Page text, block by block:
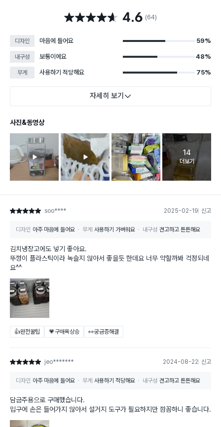
별점 4.6점 4.6 (64)
디자인 마음에 들어요 59%
내구성 보통이에요 48%
무게 사용하기 적당해요 75%
자세히 보기
사진&동영상
고객 리뷰
14
더보기
별점 5점 soo**** 2025-02-19 신고
디자인 아주 마음에 들어요 무게 사용하기 가벼워요 내구성 견고하고 튼튼해요
김치냉장고에도 넣기 좋아요.
뚜껑이 플라스틱이라 녹슬지 않아서 좋을듯 한데요 너무 약할까봐 걱정되네
요^^
👍완전꿀팁 💗구매욕상승 👀궁금증해결
별점 5점 jeo******* 2024-08-22 신고
디자인 아주 마음에 들어요 무게 사용하기 적당해요 내구성 견고하고 튼튼해요
담금주용으로 구매했습니다.
입구에 손은 들어가지 않아서 설거지 도구가 필요하지만 깜꼼하니 좋습니다.